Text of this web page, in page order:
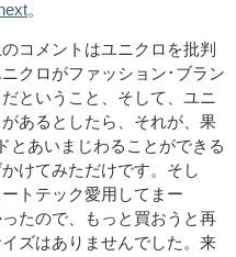
。
コメントはユニクロを批判
クロがファッション･ブラン
ということ、そして、ユニ
あるとしたら、それが、果
とあいまじわることができる
けてみただけです。そし
トテック愛用してまー
たので、もっと買おうと再
ズはありませんでした。来